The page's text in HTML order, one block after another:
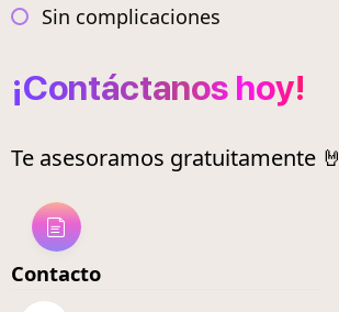
Sin complicaciones
¡Contáctanos hoy!
Te asesoramos gratuitamente 🤘
Contacto